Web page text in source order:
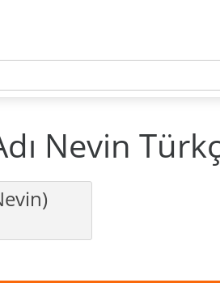
Nevin